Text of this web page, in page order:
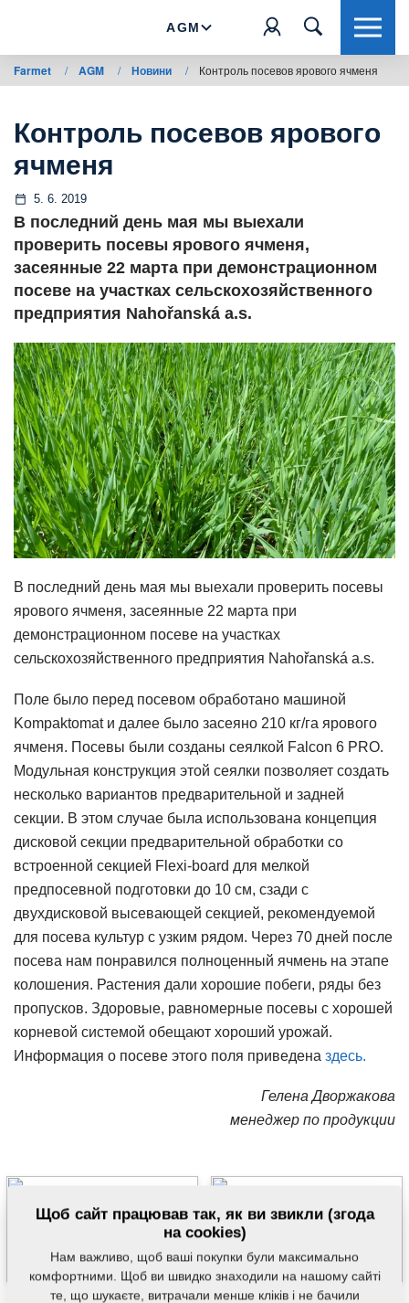
AGM
Farmet / AGM / Новини / Контроль посевов ярового ячменя
Контроль посевов ярового
ячменя
5. 6. 2019
В последний день мая мы выехали
проверить посевы ярового ячменя,
засеянные 22 марта при демонстрационном
посеве на участках сельскохозяйственного
предприятия Nahořanská a.s.
В последний день мая мы выехали проверить посевы
ярового ячменя, засеянные 22 марта при
демонстрационном посеве на участках
сельскохозяйственного предприятия Nahořanská a.s.
Поле было перед посевом обработано машиной
Kompaktomat и далее было засеяно 210 кг/га ярового
ячменя. Посевы были созданы сеялкой Falcon 6 PRO.
Модульная конструкция этой сеялки позволяет создать
несколько вариантов предварительной и задней
секции. В этом случае была использована концепция
дисковой секции предварительной обработки со
встроенной секцией Flexi-board для мелкой
предпосевной подготовки до 10 см, сзади с
двухдисковой высевающей секцией, рекомендуемой
для посева культур с узким рядом. Через 70 дней после
посева нам понравился полноценный ячмень на этапе
колошения. Растения дали хорошие побеги, ряды без
пропусков. Здоровые, равномерные посевы с хорошей
корневой системой обещают хороший урожай.
Информация о посеве этого поля приведена здесь.
Гелена Дворжакова
менеджер по продукции
Щоб сайт працював так, як ви звикли (згода
на cookies)
Нам важливо, щоб ваші покупки були максимально
комфортними. Щоб ви швидко знаходили на нашому сайті
те, що шукаєте, витрачали менше кліків і не бачили